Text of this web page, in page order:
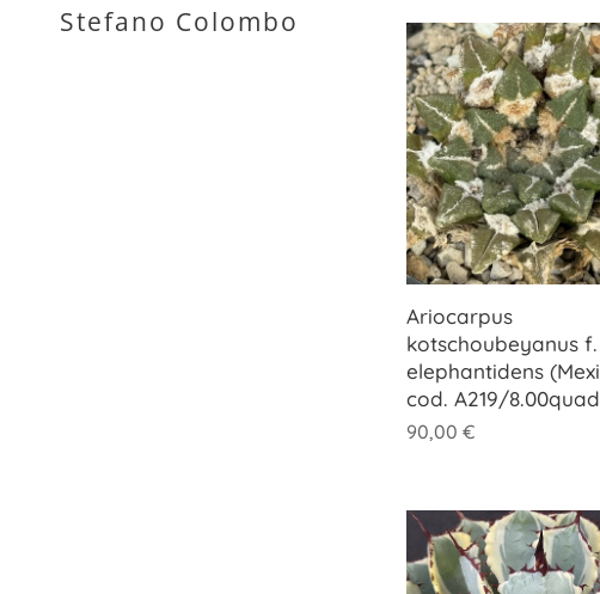
Stefano Colombo
Ariocarpus
kotschoubeyanus f.
elephantidens
cod. A219/
90,00 €